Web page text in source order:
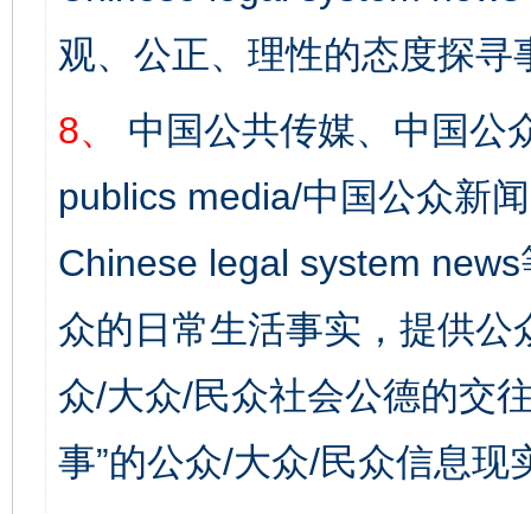
观、公正、理性的态度探寻
8、
中国公共传媒、中国公
publics media/中国公众新
Chinese legal system
众的日常生活事实，提供
众/大众/民众社会公德的交
事”的公众/大众/民众信息现
东山县通报“牛蛙产品抗生素超标问题”
千年窑火 生生不息 一